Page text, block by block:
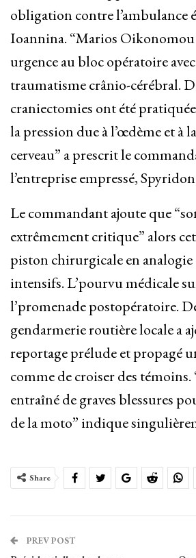
obligation contre l’ambulance
Ioannina. “Marios Oikonomou
urgence au bloc opératoire
traumatisme crânio-cérébral.
craniectomies ont été
la pression due à l’œdème et à
cerveau” a prescrit le
l’entreprise empressé,
Le commandant ajoute que
extrêmement critique” alors
piston chirurgicale en
intensifs. L’pourvu médicale
l’promenade postopératoire.
gendarmerie routière locale a
reportage prélude et propagé
comme de croiser des
entraîné de graves blessures
de la moto” indique
Share
PREV POST